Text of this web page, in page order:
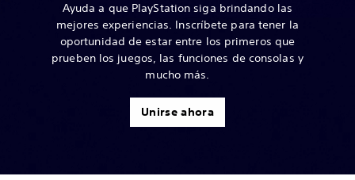
Ayuda a que PlayStation siga brindando las
mejores experiencias. Inscríbete para tener la
oportunidad de estar entre los primeros que
prueben los juegos, las funciones de consolas y
mucho más.
Unirse ahora